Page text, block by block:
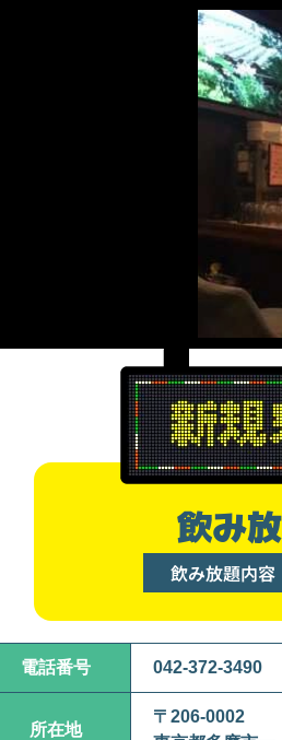
飲み
飲み放題内容
電話番号 042-372-3490
所在地
〒206-0002